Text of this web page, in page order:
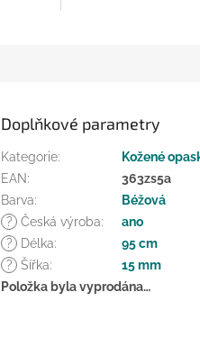
Doplňkové parametry
Kategorie:
Kožené
EAN:
363zs5a
Barva:
Béžová
?
Česká výroba:
ano
?
Délka:
95 cm
?
Šířka:
15 mm
Položka byla vyprodána…